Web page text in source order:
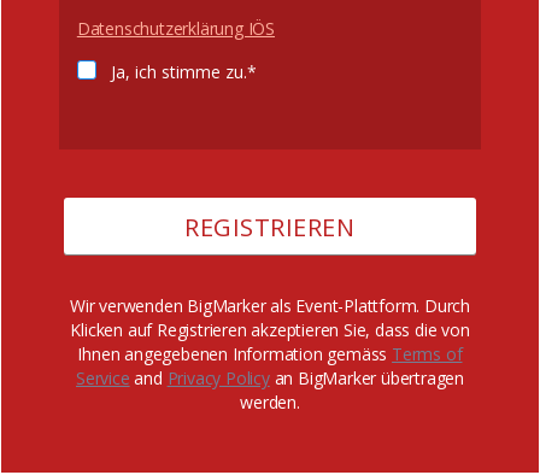
Datenschutzerklärung IÖS
Ja, ich stimme zu.*
Wir verwenden BigMarker als Event-Plattform. Durch
Klicken auf Registrieren akzeptieren Sie, dass die von
Ihnen angegebenen Information gemäss Terms of
Service and Privacy Policyan BigMarker übertragen
werden.